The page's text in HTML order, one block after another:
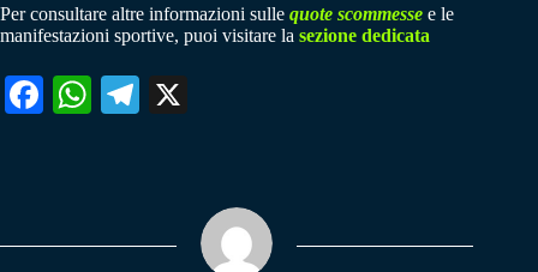
Per consultare altre informazioni sulle quote scommesse e le
manifestazioni sportive, puoi visitare la sezione dedicata
Fa W
pp
Te
m